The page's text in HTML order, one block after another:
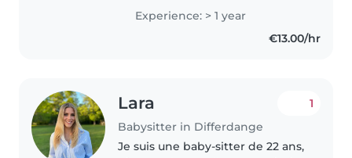
new places, I've been to (Paris,
Experience: > 1 year
€13.00/hr
Lara
Babysitter in Differdange
1
Je suis une baby-sitter de 22 ans,